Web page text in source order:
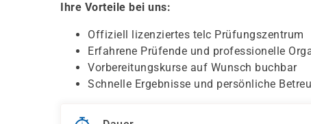
Ihre Vorteile bei uns:
Offiziell lizenziertes telc Prüfungszentrum
Erfahrene Prüfende und professionelle
Vorbereitungskurse auf Wunsch buchbar
Schnelle Ergebnisse und persönliche